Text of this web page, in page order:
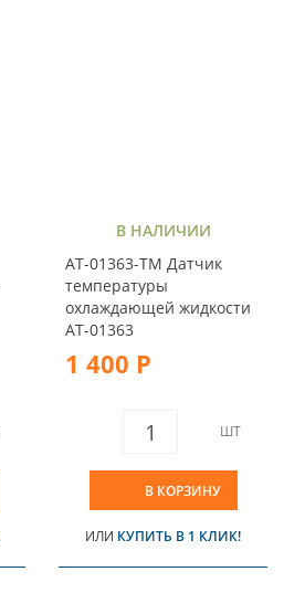
В НАЛИЧИИ
AT-01363-ТМ Датчик
температуры
охлаждающей жидкости
AT-01363
1 400 Р
ШТ
В КОРЗИНУ
ИЛИ КУПИТЬ В 1 КЛИК!